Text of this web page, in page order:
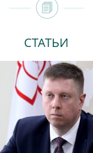
СТАТЬИ